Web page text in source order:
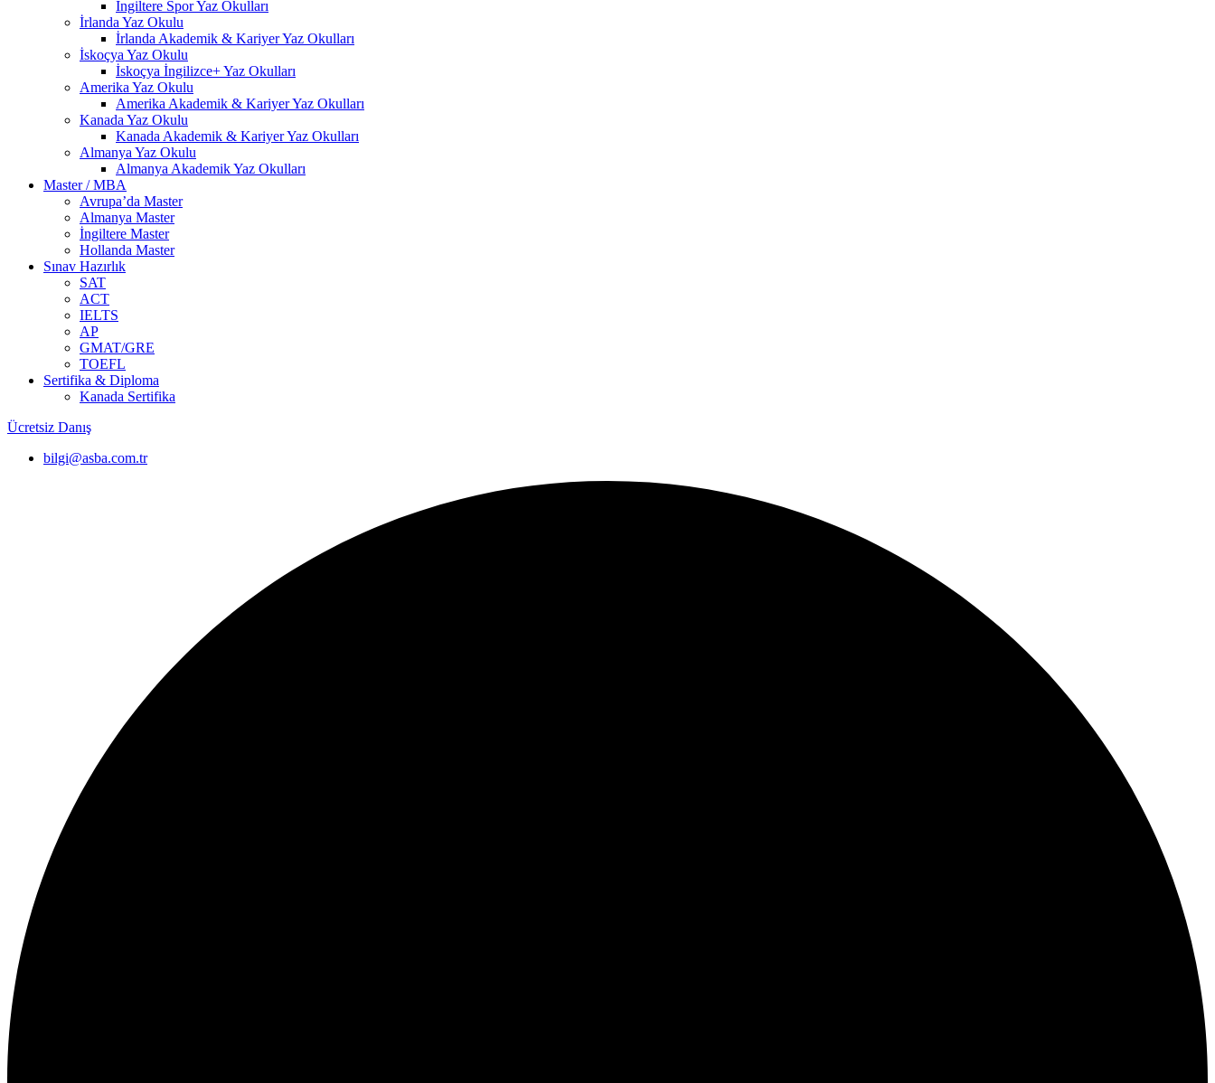
İngiltere Spor Yaz Okulları
İrlanda Yaz Okulu
İrlanda Akademik & Kariyer Yaz Okulları
İskoçya Yaz Okulu
İskoçya İngilizce+ Yaz Okulları
Amerika Yaz Okulu
Amerika Akademik & Kariyer Yaz Okulları
Kanada Yaz Okulu
Kanada Akademik & Kariyer Yaz Okulları
Almanya Yaz Okulu
Almanya Akademik Yaz Okulları
Master / MBA
Avrupa’da Master
Almanya Master
İngiltere Master
Hollanda Master
Sınav Hazırlık
SAT
ACT
IELTS
AP
GMAT/GRE
TOEFL
Sertifika & Diploma
Kanada Sertifika
Ücretsiz Danış
bilgi@asba.com.tr